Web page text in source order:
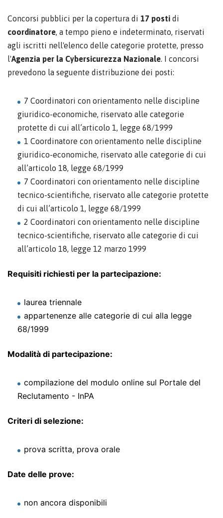
Concorsi pubblici per la copertura di 17 posti di
coordinatore, a tempo pieno e indeterminato, riservati
agli iscritti nell'elenco delle categorie protette, presso
l'Agenzia per la Cybersicurezza Nazionale. I concorsi
prevedono la seguente distribuzione dei posti:
7 Coordinatori con orientamento nelle discipline
giuridico-economiche, riservato alle categorie
protette di cui all’articolo 1, legge 68/1999
1 Coordinatore con orientamento nelle discipline
giuridico-economiche, riservato alle categorie di cui
all’articolo 18, legge 68/1999
7 Coordinatori con orientamento nelle discipline
tecnico-scientifiche, riservato alle categorie protette
di cui all’articolo 1, legge 68/1999
2 Coordinatori con orientamento nelle discipline
tecnico-scientifiche, riservato alle categorie di cui
all’articolo 18, legge 12 marzo 1999
Requisiti richiesti per la partecipazione:
laurea triennale
appartenenze alle categorie di cui alla legge
68/1999
Modalità di partecipazione:
compilazione del modulo online sul Portale del
Reclutamento - InPA
Criteri di selezione:
prova scritta, prova orale
Date delle prove:
non ancora disponibili